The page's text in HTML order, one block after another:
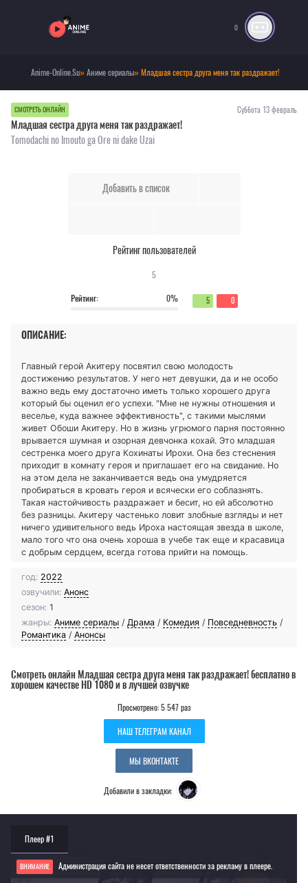
0
Anime-Online.Su»Аниме сериалы» Младшая сестра друга меня так раздражает!
СМОТРЕТЬ ОНЛАЙН Суббота 13 февраль
Младшая сестра друга меня так раздражает!
Tomodachi no Imouto ga Ore ni dake Uzai
Добавить в список
Рейтинг пользователей
5
Рейтинг:
0% 5 0
ОПИСАНИЕ:
Главный герой Акитеру посвятил свою молодость
достижению результатов. У него нет девушки, да и не особо
важно ведь ему достаточно иметь только хорошего друга
который бы оценил его успехи. "Мне не нужны отношения и
веселье, куда важнее эффективность", с такими мыслями
живет Обоши Акитеру. Но в жизнь угрюмого парня постоянно
врывается шумная и озорная девчонка кохай. Это младшая
сестренка моего друга Кохинаты Ирохи. Она без стеснения
приходит в комнату героя и приглашает его на свидание. Но
на этом дела не заканчивается ведь она умудряется
пробираться в кровать героя и всячески его соблазнять.
Такая настойчивость раздражает и бесит, но ей абсолютно
без разницы. Акитеру частенько ловит злобные взгляды и нет
ничего удивительного ведь Ироха настоящая звезда в школе,
мало того что она очень хороша в учебе так еще и красавица
с добрым сердцем, всегда готова прийти на помощь.
год: 2022
озвучили: Анонс
сезон: 1
жанры: Аниме сериалы / Драма / Комедия / Повседневность /
Романтика / Анонсы
Смотреть онлайн Младшая сестра друга меня так раздражает! бесплатно в
хорошем качестве HD 1080 и в лучшей озвучке
Просмотрено: 5 547 раз
НАШ ТЕЛЕГРАМ КАНАЛ
МЫ ВКОНТАКТЕ
Добавили в закладки:
Плеер #1
ВНИМАНИЕ Администрация сайта не несет ответственности за рекламу в плеере.